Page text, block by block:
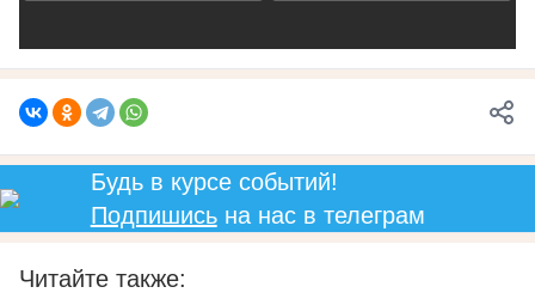
Будь в курсе событий!
Подпишисьна нас в телеграм
Читайте также: